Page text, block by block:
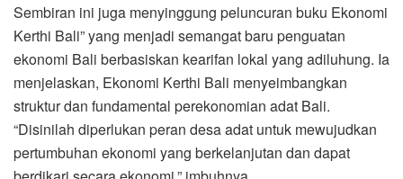
Sembiran ini juga menyinggung peluncuran buku Ekonomi
Kerthi Bali” yang menjadi semangat baru penguatan
ekonomi Bali berbasiskan kearifan lokal yang adiluhung. Ia
menjelaskan, Ekonomi Kerthi Bali menyeimbangkan
struktur dan fundamental perekonomian adat Bali.
“Disinilah diperlukan peran desa adat untuk mewujudkan
pertumbuhan ekonomi yang berkelanjutan dan dapat